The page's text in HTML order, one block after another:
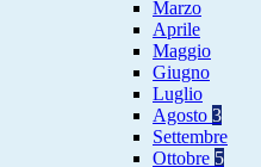
Marzo
Aprile
Maggio
Giugno
Luglio
Agosto 3
Settembre
Ottobre 5